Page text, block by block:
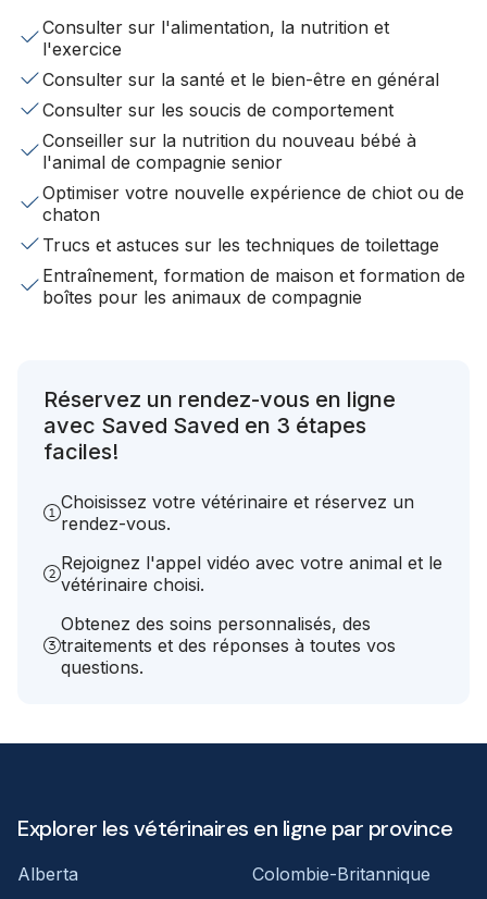
Consulter sur l'alimentation, la nutrition et
l'exercice
Consulter sur la santé et le bien-être en général
Consulter sur les soucis de comportement
Conseiller sur la nutrition du nouveau bébé à
l'animal de compagnie senior
Optimiser votre nouvelle expérience de chiot ou de
chaton
Trucs et astuces sur les techniques de toilettage
Entraînement, formation de maison et formation de
boîtes pour les animaux de compagnie
Réservez un rendez-vous en ligne
avec Saved Saved en 3 étapes
faciles!
Choisissez votre vétérinaire et réservez un
rendez-vous.
Rejoignez l'appel vidéo avec votre animal et le
vétérinaire choisi.
Obtenez des soins personnalisés, des
traitements et des réponses à toutes vos
questions.
Explorer les vétérinaires en ligne par province
Alberta Colombie-Britannique